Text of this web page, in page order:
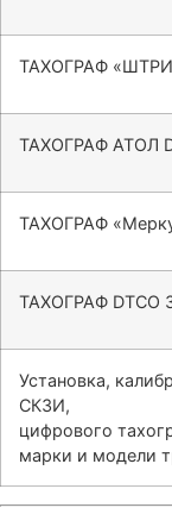
ТАХОГРАФ
ТАХОГРАФ АТОЛ
ТАХОГРАФ
ТАХОГРАФ DTCO
Установка,
СКЗИ,
цифрового
марки и модели